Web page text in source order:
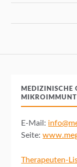
MEDIZINISCHE
E-Mail:
Seite:
Therapeuten-